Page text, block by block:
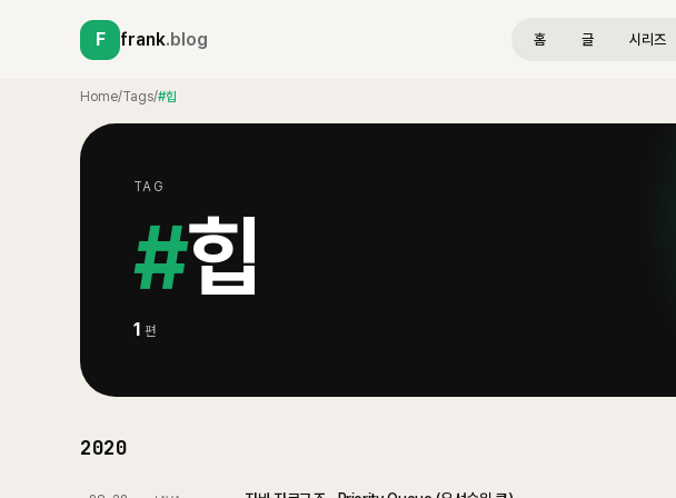
F frank.blog 홈 글 시리즈
Home/Tags/#힙
TAG
#힙
1 편
2020